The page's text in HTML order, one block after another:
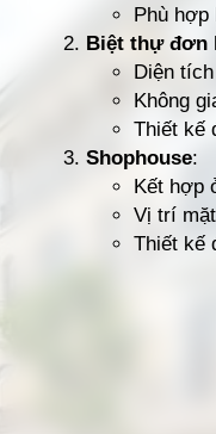
Phù hợp
Biệt thự đơn
Diện
Không
Thiết kế
Shophouse:
Kết hợp
Vị trí
Thiết kế